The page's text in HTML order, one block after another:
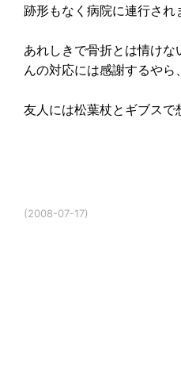
跡形もなく病院に連行され
あれしきで骨折とは情け
んの対応には感謝するやら
友人には松葉杖とギブスで
(2008-07-17)